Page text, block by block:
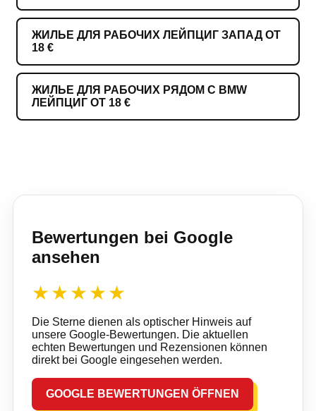
ЖИЛЬЕ ДЛЯ РАБОЧИХ ЛЕЙПЦИГ ЗАПАД ОТ
18 €
ЖИЛЬЕ ДЛЯ РАБОЧИХ РЯДОМ С BMW
ЛЕЙПЦИГ ОТ 18 €
Bewertungen bei Google
ansehen
★★★★★
Die Sterne dienen als optischer Hinweis auf
unsere Google-Bewertungen. Die aktuellen
echten Bewertungen und Rezensionen können
direkt bei Google eingesehen werden.
GOOGLE BEWERTUNGEN ÖFFNEN